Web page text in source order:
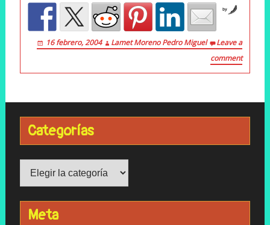
by
16 febrero, 2004 Lamet Moreno Pedro Miguel
Leave a
comment
Categorías
Categorías
Meta